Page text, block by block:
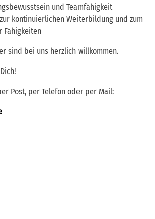
und Teamfähigkeit
kontinuierlichen Weiterbildung und zum
Fähigkeiten
sind bei uns herzlich willkommen.
Post, per Telefon oder per Mail: